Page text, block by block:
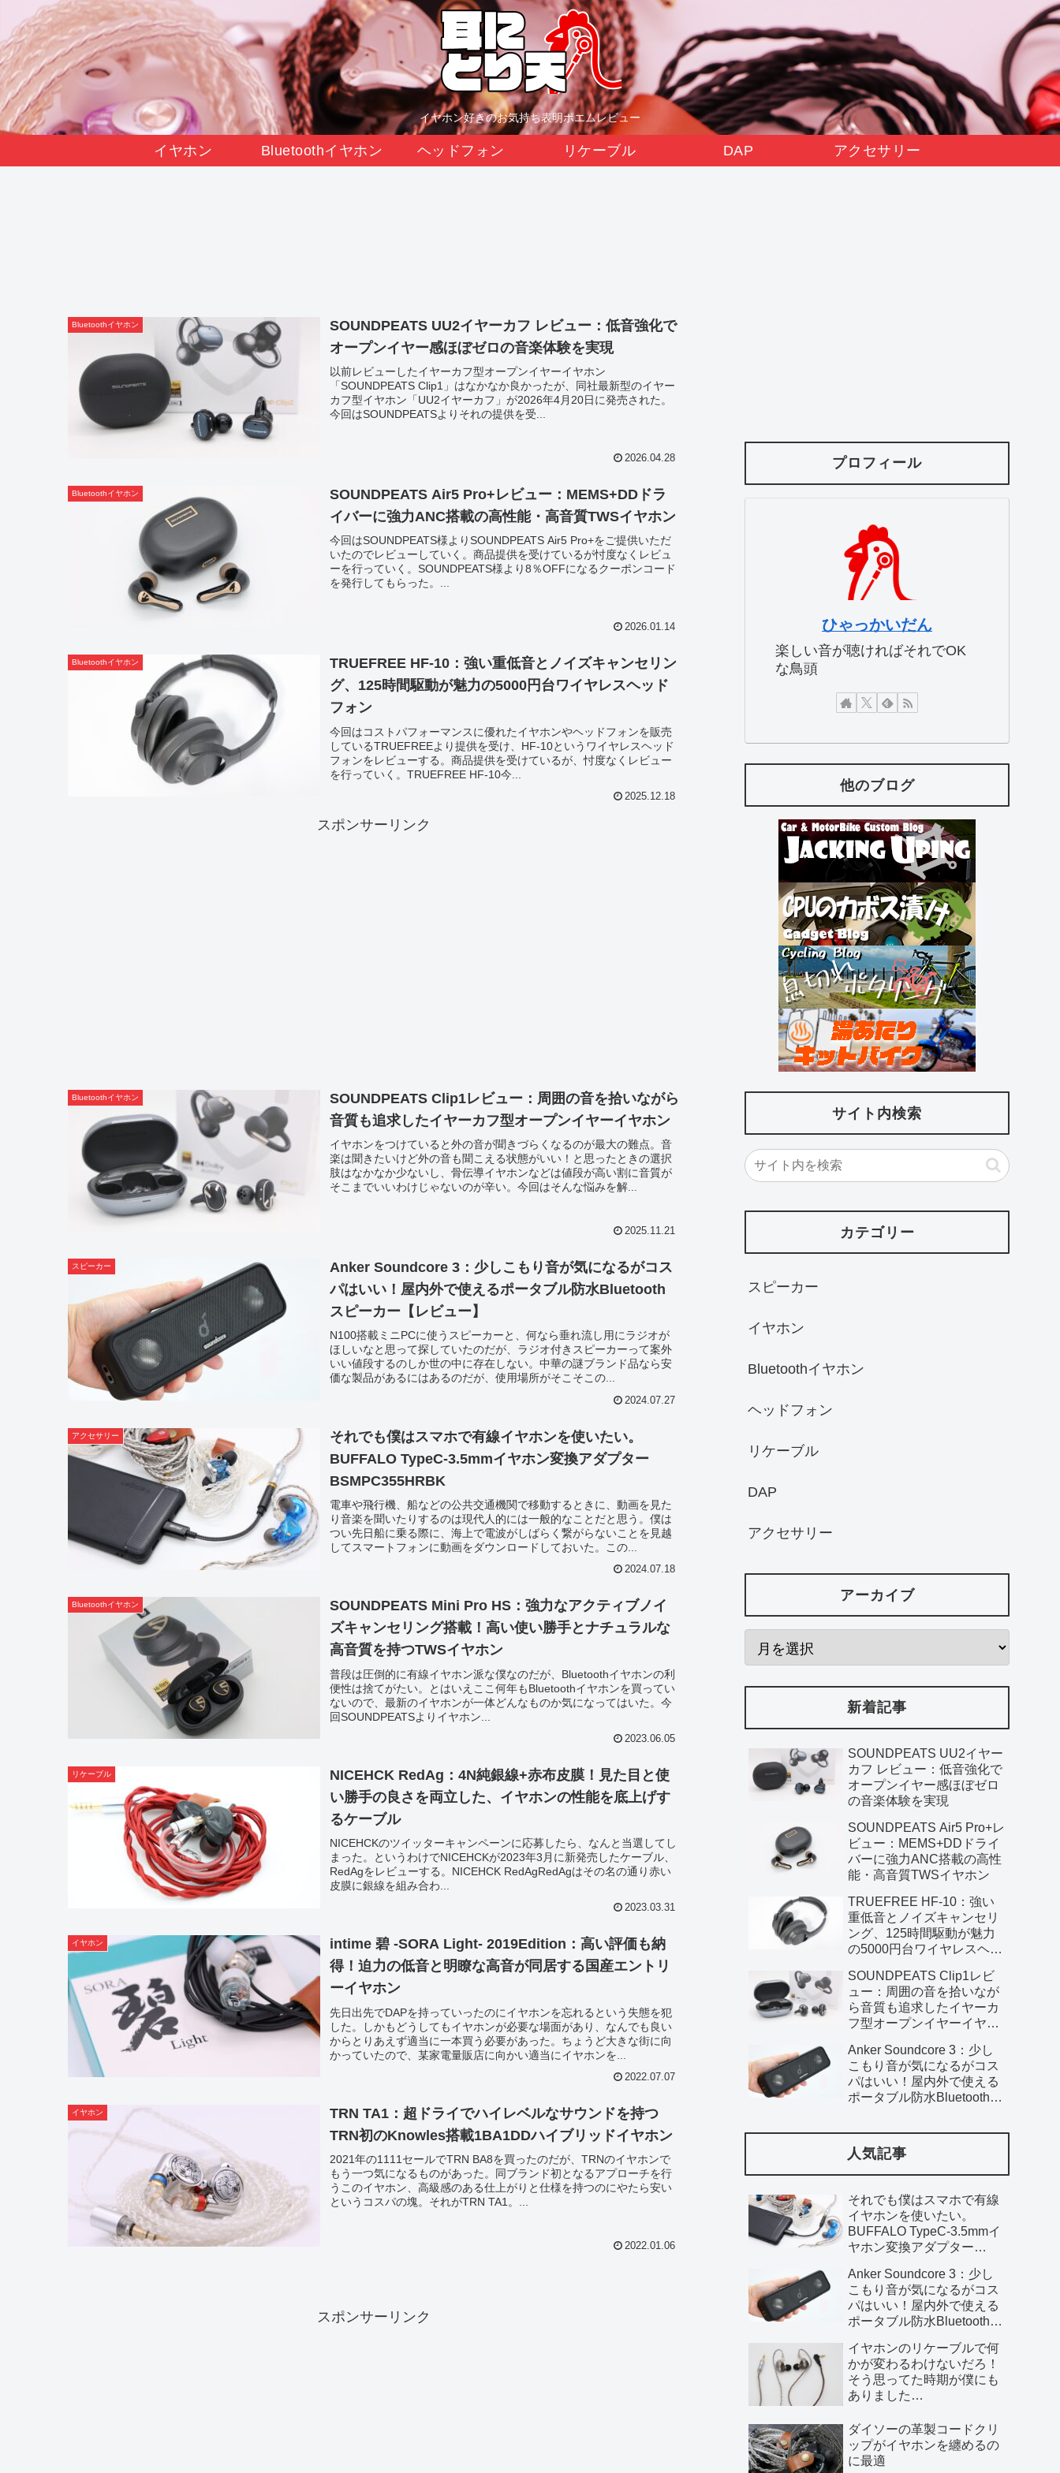
イヤホン好きのお気持ち表明ポエムレビュー
イヤホン Bluetoothイヤホン ヘッドフォン リケーブル DAP アクセサリー
Bluetoothイヤホン
SOUNDPEATS UU2イヤーカフ レビュー：低音強化で
オープンイヤー感ほぼゼロの音楽体験を実現
以前レビューしたイヤーカフ型オープンイヤーイヤホン
「SOUNDPEATS Clip1」はなかなか良かったが、同社最新型のイヤー
カフ型イヤホン「UU2イヤーカフ」が2026年4月20日に発売された。
今回はSOUNDPEATSよりそれの提供を受...
2026.04.28
Bluetoothイヤホン
SOUNDPEATS Air5 Pro+レビュー：MEMS+DDドラ
イバーに強力ANC搭載の高性能・高音質TWSイヤホン
今回はSOUNDPEATS様よりSOUNDPEATS Air5 Pro+をご提供いただ
いたのでレビューしていく。商品提供を受けているが忖度なくレビュ
ーを行っていく。SOUNDPEATS様より8％OFFになるクーポンコード
を発行してもらった。...
2026.01.14
Bluetoothイヤホン
TRUEFREE HF-10：強い重低音とノイズキャンセリン
グ、125時間駆動が魅力の5000円台ワイヤレスヘッド
フォン
今回はコストパフォーマンスに優れたイヤホンやヘッドフォンを販売
しているTRUEFREEより提供を受け、HF-10というワイヤレスヘッド
フォンをレビューする。商品提供を受けているが、忖度なくレビュー
を行っていく。TRUEFREE HF-10今...
2025.12.18
スポンサーリンク
Bluetoothイヤホン
SOUNDPEATS Clip1レビュー：周囲の音を拾いながら
音質も追求したイヤーカフ型オープンイヤーイヤホン
イヤホンをつけていると外の音が聞きづらくなるのが最大の難点。音
楽は聞きたいけど外の音も聞こえる状態がいい！と思ったときの選択
肢はなかなか少ないし、骨伝導イヤホンなどは値段が高い割に音質が
そこまでいいわけじゃないのが辛い。今回はそんな悩みを解...
2025.11.21
スピーカー
Anker Soundcore 3：少しこもり音が気になるがコス
パはいい！屋内外で使えるポータブル防水Bluetooth
スピーカー【レビュー】
N100搭載ミニPCに使うスピーカーと、何なら垂れ流し用にラジオが
ほしいなと思って探していたのだが、ラジオ付きスピーカーって案外
いい値段するのしか世の中に存在しない。中華の謎ブランド品なら安
価な製品があるにはあるのだが、使用場所がそこそこの...
2024.07.27
アクセサリー
それでも僕はスマホで有線イヤホンを使いたい。
BUFFALO TypeC-3.5mmイヤホン変換アダプター
BSMPC355HRBK
電車や飛行機、船などの公共交通機関で移動するときに、動画を見た
り音楽を聞いたりするのは現代人的には一般的なことだと思う。僕は
つい先日船に乗る際に、海上で電波がしばらく繋がらないことを見越
してスマートフォンに動画をダウンロードしておいた。この...
2024.07.18
Bluetoothイヤホン
SOUNDPEATS Mini Pro HS：強力なアクティブノイ
ズキャンセリング搭載！高い使い勝手とナチュラルな
高音質を持つTWSイヤホン
普段は圧倒的に有線イヤホン派な僕なのだが、Bluetoothイヤホンの利
便性は捨てがたい。とはいえここ何年もBluetoothイヤホンを買ってい
ないので、最新のイヤホンが一体どんなものか気になってはいた。今
回SOUNDPEATSよりイヤホン...
2023.06.05
リケーブル
NICEHCK RedAg：4N純銀線+赤布皮膜！見た目と使
い勝手の良さを両立した、イヤホンの性能を底上げす
るケーブル
NICEHCKのツイッターキャンペーンに応募したら、なんと当選してし
まった。というわけでNICEHCKが2023年3月に新発売したケーブル、
RedAgをレビューする。NICEHCK RedAgRedAgはその名の通り赤い
皮膜に銀線を組み合わ...
2023.03.31
イヤホン
intime 碧 -SORA Light- 2019Edition：高い評価も納
得！迫力の低音と明瞭な高音が同居する国産エントリ
ーイヤホン
先日出先でDAPを持っていったのにイヤホンを忘れるという失態を犯
した。しかもどうしてもイヤホンが必要な場面があり、なんでも良い
からとりあえず適当に一本買う必要があった。ちょうど大きな街に向
かっていたので、某家電量販店に向かい適当にイヤホンを...
2022.07.07
イヤホン
TRN TA1：超ドライでハイレベルなサウンドを持つ
TRN初のKnowles搭載1BA1DDハイブリッドイヤホン
2021年の1111セールでTRN BA8を買ったのだが、TRNのイヤホンで
もう一つ気になるものがあった。同ブランド初となるアプローチを行
うこのイヤホン、高級感のある仕上がりと仕様を持つのにやたら安い
というコスパの塊。それがTRN TA1。...
2022.01.06
スポンサーリンク
プロフィール
ひゃっかいだん
楽しい音が聴ければそれでOK
な鳥頭
他のブログ
サイト内検索
カテゴリー
スピーカー
イヤホン
Bluetoothイヤホン
ヘッドフォン
リケーブル
DAP
アクセサリー
アーカイブ
新着記事
SOUNDPEATS UU2イヤー
カフ レビュー：低音強化で
オープンイヤー感ほぼゼロ
の音楽体験を実現
SOUNDPEATS Air5 Pro+レ
ビュー：MEMS+DDドライ
バーに強力ANC搭載の高性
能・高音質TWSイヤホン
TRUEFREE HF-10：強い
重低音とノイズキャンセリ
ング、125時間駆動が魅力
の5000円台ワイヤレスヘッ
SOUNDPEATS Clip1レビ
ュー：周囲の音を拾いなが
ら音質も追求したイヤーカ
フ型オープンイヤーイヤホ
Anker Soundcore 3：少し
こもり音が気になるがコス
パはいい！屋内外で使える
ポータブル防水Bluetoothス
人気記事
それでも僕はスマホで有線
イヤホンを使いたい。
BUFFALO TypeC-3.5mmイ
ヤホン変換アダプター
Anker Soundcore 3：少し
こもり音が気になるがコス
パはいい！屋内外で使える
ポータブル防水Bluetoothス
イヤホンのリケーブルで何
かが変わるわけないだろ！
そう思ってた時期が僕にも
ありました…
ダイソーの革製コードクリ
ップがイヤホンを纏めるの
に最適